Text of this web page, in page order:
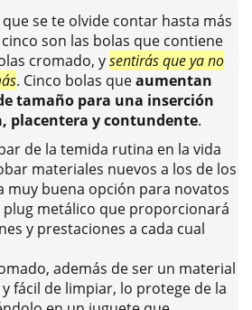
se te olvide contar hasta más
son las bolas que contiene
cromado, ysentirás que ya no
. Cinco bolas queaumentan
tamaño para una inserción
placentera y contundente.
de la temida rutina en la vida
materiales nuevos a los de los
muy buena opción para novatos
plug metálico que proporcionará
y prestaciones a cada cual
además de ser un material
fácil de limpiar, lo protege de la